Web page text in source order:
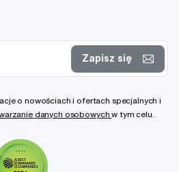
Zapisz się
o nowościach i ofertach specjalnych i
danych osobowychw tym celu.